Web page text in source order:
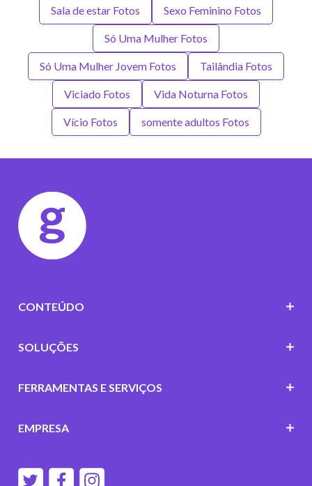
Sala de estar Fotos Sexo Feminino Fotos
Só Uma Mulher Fotos
Só Uma Mulher Jovem Fotos Tailândia Fotos
Viciado Fotos Vida Noturna Fotos
Vício Fotos somente adultos Fotos
CONTEÚDO
SOLUÇÕES
FERRAMENTAS E SERVIÇOS
EMPRESA